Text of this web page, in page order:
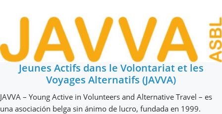
Jeunes Actifs dans le Volontariat et les
Voyages Alternatifs (JAVVA)
JAVVA – Young Active in Volunteers and Alternative Travel – es
una asociación belga sin ánimo de lucro, fundada en 1999.